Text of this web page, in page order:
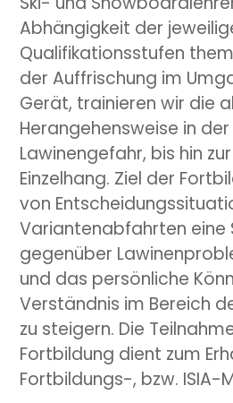
Abhängigkeit der
Qualifikationsstufen
der Auffrischung im
Gerät, trainieren wir die
Herangehensweise in
Lawinengefahr, bis hin
Einzelhang. Ziel der
von
Variantenabfahrten eine
gegenüber
und das persönliche
Verständnis im Bereich
zu steigern. Die
Fortbildung dient zum
Fortbildungs-, bzw. ISIA-